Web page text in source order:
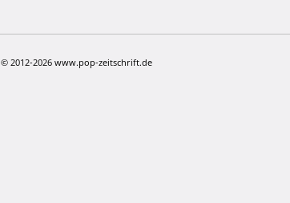
© 2012-2026 www.pop-zeitschrift.de